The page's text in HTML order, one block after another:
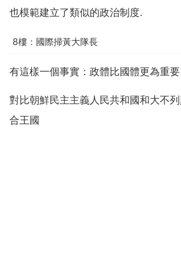
也模範建立了類似的政治制度.
8樓：國際掃黃大隊長
有這樣一個事實：政體比國體更為重要
對比朝鮮民主主義人民共和國和大不
合王國